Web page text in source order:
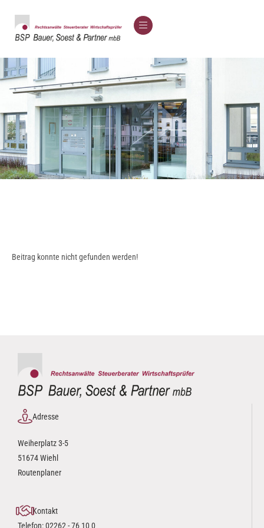
Beitrag konnte nicht gefunden werden!
Adresse
Weiherplatz 3-5
51674 Wiehl
Routenplaner
Kontakt
Telefon:02262 - 76 10 0